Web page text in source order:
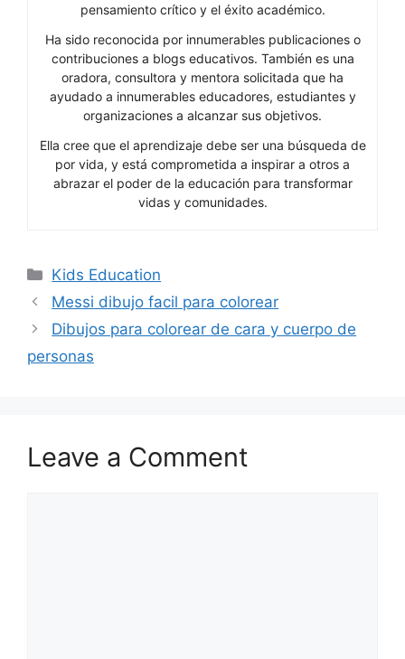
pensamiento crítico y el éxito académico.
Ha sido reconocida por innumerables publicaciones o
contribuciones a blogs educativos. También es una
oradora, consultora y mentora solicitada que ha
ayudado a innumerables educadores, estudiantes y
organizaciones a alcanzar sus objetivos.
Ella cree que el aprendizaje debe ser una búsqueda de
por vida, y está comprometida a inspirar a otros a
abrazar el poder de la educación para transformar
vidas y comunidades.
Categories
Kids Education
Messi dibujo facil para colorear
Dibujos para colorear de cara y cuerpo de
personas
Leave a Comment